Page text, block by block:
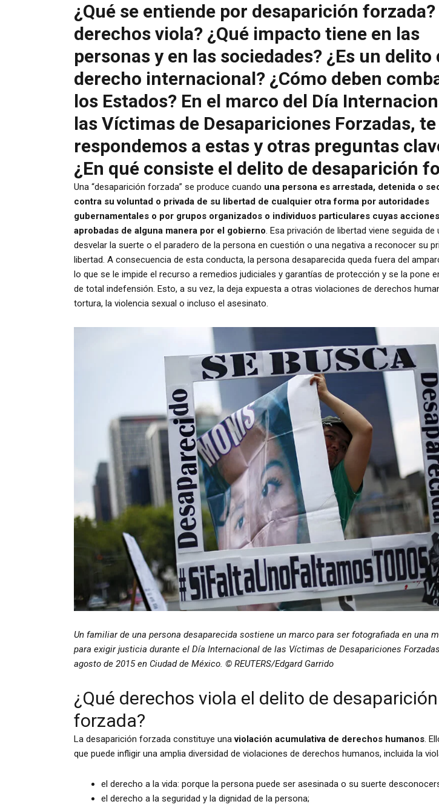
¿Qué se entiende por desaparición forzada?
derechos viola? ¿Qué impacto tiene en las
personas y en las sociedades? ¿Es un delito
derecho internacional? ¿Cómo deben
los Estados? En el marco del Día
las Víctimas de Desapariciones Forzadas, te
respondemos a estas y otras preguntas
¿En qué consiste el delito de desaparición
Una “desaparición forzada” se produce cuando una persona es arrestada, detenida o
contra su voluntad o privada de su libertad de cualquier otra forma por autoridades
gubernamentales o por grupos organizados o individuos particulares cuyas
aprobadas de alguna manera por el gobierno. Esa privación de libertad viene seguida de
desvelar la suerte o el paradero de la persona en cuestión o una negativa a reconocer su
libertad. A consecuencia de esta conducta, la persona desaparecida queda fuera del
lo que se le impide el recurso a remedios judiciales y garantías de protección y se la pone
de total indefensión. Esto, a su vez, la deja expuesta a otras violaciones de derechos
tortura, la violencia sexual o incluso el asesinato.
Un familiar de una persona desaparecida sostiene un marco para ser fotografiada en una
para exigir justicia durante el Día Internacional de las Víctimas de Desapariciones
agosto de 2015 en Ciudad de México. © REUTERS/Edgard Garrido
¿Qué derechos viola el delito de desaparición
forzada?
La desaparición forzada constituye unaviolación acumulativa de derechos humanos.
que puede infligir una amplia diversidad de violaciones de derechos humanos, incluida la
el derecho a la vida: porque la persona puede ser asesinada o su suerte
el derecho a la seguridad y la dignidad de la persona;